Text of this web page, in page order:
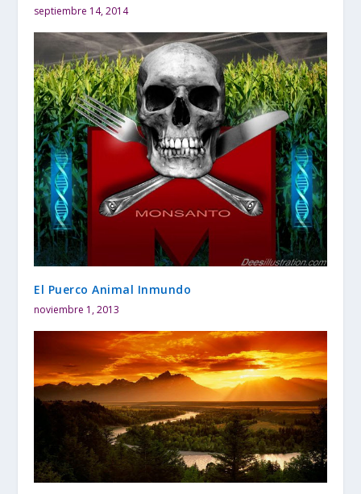
septiembre 14, 2014
El Puerco Animal Inmundo
noviembre 1, 2013